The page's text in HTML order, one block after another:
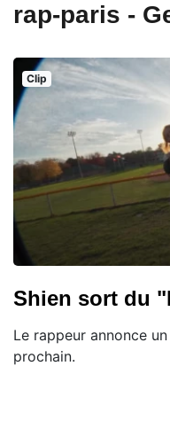
rap-paris -
Clip
Shien sort du
Le rappeur annonce
prochain.